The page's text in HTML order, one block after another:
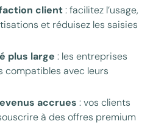
client: facilitez l’usage,
et réduisez les saisies
plus large : les entreprises
compatibles avec leurs
accrues : vos clients
à des offres premium